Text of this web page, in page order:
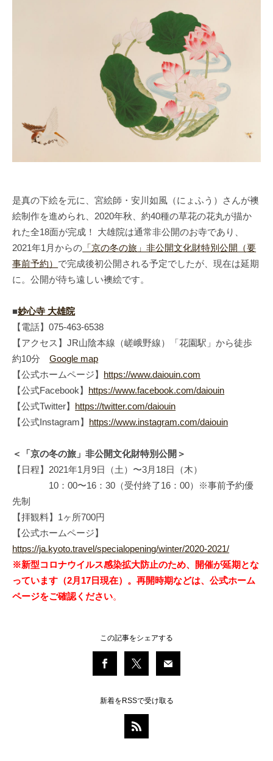
是真の下絵を元に、宮絵師・安川如風（にょふう）さんが襖
絵制作を進められ、2020年秋、約40種の草花の花丸が描か
れた全18面が完成！ 大雄院は通常非公開のお寺であり、
2021年1月からの 「京の冬の旅」非公開文化財特別公開（要
事前予約） で完成後初公開される予定でしたが、現在は延期
に。公開が待ち遠しい襖絵です。
■妙心寺 大雄院
【電話】075-463-6538
【アクセス】JR山陰本線（嵯峨野線）「花園駅」から徒歩
約10分Google map
【公式ホームページ】 https://www.daiouin.com
【公式Facebook】 https://www.facebook.com/daiouin
【公式Twitter】 https://twitter.com/daiouin
【公式Instagram】 https://www.instagram.com/daiouin
＜「京の冬の旅」非公開文化財特別公開＞
【日程】2021年1月9日（土）〜3月18日（木）
10：00〜16：30（受付終了16：00）※事前予約優
先制
【拝観料】1ヶ所700円
【公式ホームページ】
https://ja.kyoto.travel/specialopening/winter/2020-2021/
※新型コロナウイルス感染拡大防止のため、開催が延期とな
っています（2月17日現在）。再開時期などは、公式ホーム
ページをご確認ください。
この記事をシェアする
新着をRSSで受け取る